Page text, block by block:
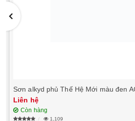
Sơn alkyd phủ Thế Hệ Mới màu đen
Liên hệ
Còn hàng
1,109